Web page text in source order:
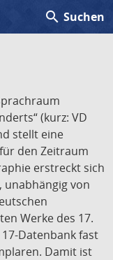
search Suchen
(kurz: VD
stellt eine
den Zeitraum
erstreckt sich
unabhängig von
Werke des 17.
Datenbank fast
Damit ist